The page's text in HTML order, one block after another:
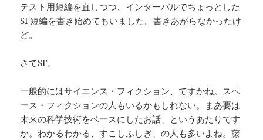
テスト用短編を直しつつ、インターバルでちょっとした
SF短編を書き始めてもいました。書きあがらなかったけ
ど。
さてSF。
一般的にはサイエンス・フィクション、ですかね。スペ
ース・フィクションの人もいるかもしれない。まあ要は
未来の科学技術をベースにしたお話、というあたりです
か。わかるわかる、すこしふしぎ、の人も多いよね。藤